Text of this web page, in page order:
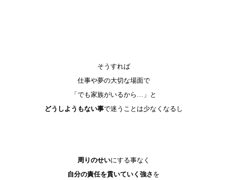
そうすれば
仕事や夢の大切な場面で
「でも家族がいるから…」と
どうしようもない事で迷うことは少なくなるし
周りのせいにする事なく
自分の責任を貫いていく強さ を